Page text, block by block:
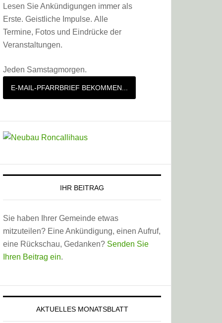
Lesen Sie Ankündigungen immer als
Erste. Geistliche Impulse. Alle
Termine, Fotos und Eindrücke der
Veranstaltungen.
Jeden Samstagmorgen.
E-MAIL-PFARRBRIEF BEKOMMEN...
IHR BEITRAG
Sie haben Ihrer Gemeinde etwas
mitzuteilen? Eine Ankündigung, einen Aufruf,
eine Rückschau, Gedanken? Senden Sie
Ihren Beitrag ein.
AKTUELLES MONATSBLATT